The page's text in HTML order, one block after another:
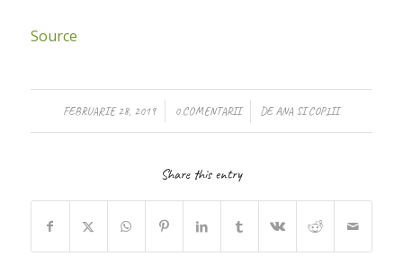
Source
FEBRUARIE 28, 2019
/ 0 COMENTARII
/ DEANA SI COPIII
Share this entry